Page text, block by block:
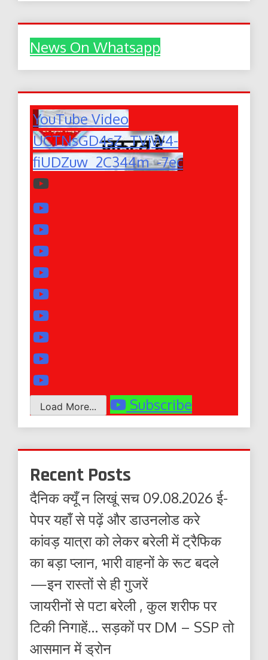
News On Whatsapp
YouTube Video
UCTNsGD4sZ_TVjW4-
fiUDZuw_2C344m_-7ec
Load More... Subscribe
Recent Posts
दैनिक क्यूँ न लिखूं सच 09.08.2026 ई-
पेपर यहाँ से पढ़ें और डाउनलोड करे
कांवड़ यात्रा को लेकर बरेली में ट्रैफिक
का बड़ा प्लान, भारी वाहनों के रूट बदले
—इन रास्तों से ही गुजरें
जायरीनों से पटा बरेली , कुल शरीफ पर
टिकी निगाहें… सड़कों पर DM – SSP तो
आसमान में ड्रोन